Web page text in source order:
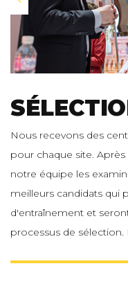
Nous recevons des
pour chaque site.
notre équipe les
meilleurs candidats qui
d'entraînement et
processus de